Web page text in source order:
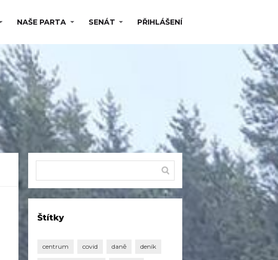
NAŠE PARTA SENÁT PŘIHLÁŠENÍ
Štítky
centrum covid daně deník